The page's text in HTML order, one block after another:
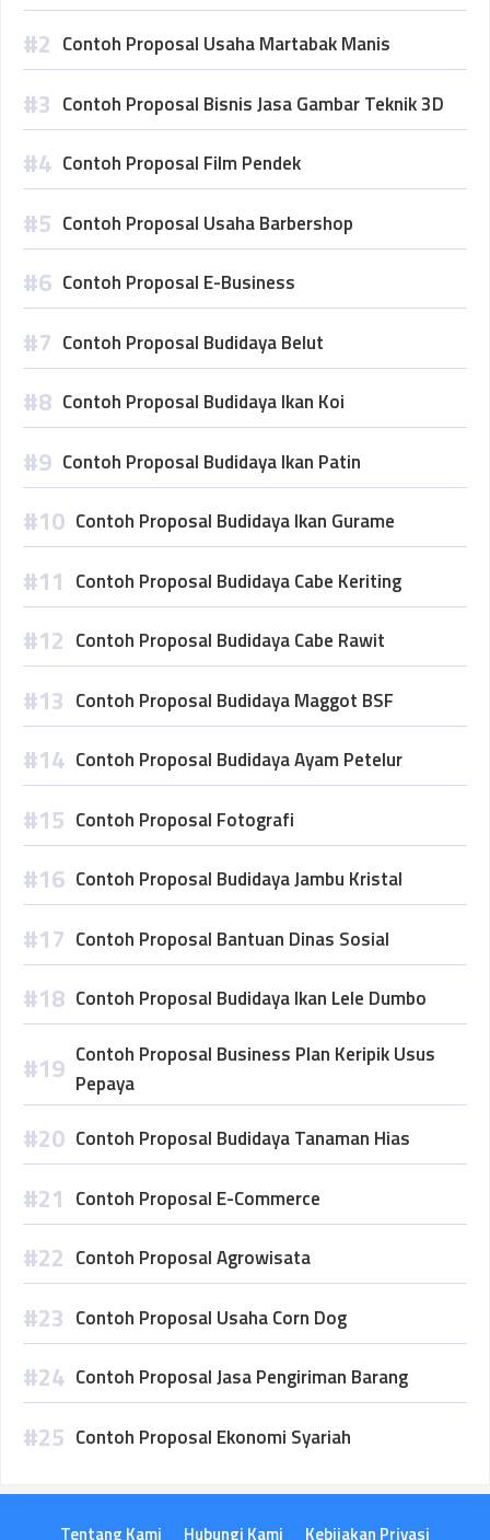
Contoh Proposal Usaha Martabak Manis
Contoh Proposal Bisnis Jasa Gambar Teknik 3D
Contoh Proposal Film Pendek
Contoh Proposal Usaha Barbershop
Contoh Proposal E-Business
Contoh Proposal Budidaya Belut
Contoh Proposal Budidaya Ikan Koi
Contoh Proposal Budidaya Ikan Patin
Contoh Proposal Budidaya Ikan Gurame
Contoh Proposal Budidaya Cabe Keriting
Contoh Proposal Budidaya Cabe Rawit
Contoh Proposal Budidaya Maggot BSF
Contoh Proposal Budidaya Ayam Petelur
Contoh Proposal Fotografi
Contoh Proposal Budidaya Jambu Kristal
Contoh Proposal Bantuan Dinas Sosial
Contoh Proposal Budidaya Ikan Lele Dumbo
Contoh Proposal Business Plan Keripik Usus
Pepaya
Contoh Proposal Budidaya Tanaman Hias
Contoh Proposal E-Commerce
Contoh Proposal Agrowisata
Contoh Proposal Usaha Corn Dog
Contoh Proposal Jasa Pengiriman Barang
Contoh Proposal Ekonomi Syariah
Tentang Kami Hubungi Kami Kebijakan Privasi